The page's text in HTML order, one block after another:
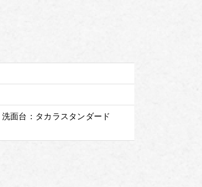
台：タカラスタンダード